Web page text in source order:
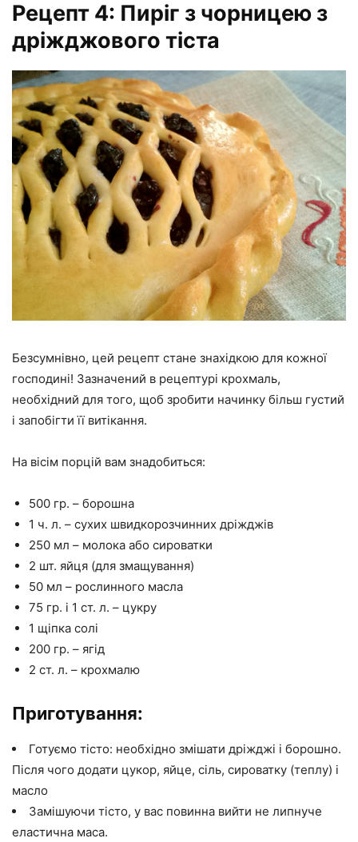
Рецепт 4: Пиріг з чорницею з
дріжджового тіста
Безсумнівно, цей рецепт стане знахідкою для кожної
господині! Зазначений в рецептурі крохмаль,
необхідний для того, щоб зробити начинку більш густий
і запобігти її витікання.
На вісім порцій вам знадобиться:
500 гр. – борошна
1 ч. л. – сухих швидкорозчинних дріжджів
250 мл – молока або сироватки
2 шт. яйця (для змащування)
50 мл – рослинного масла
75 гр. і 1 ст. л. – цукру
1 щіпка солі
200 гр. – ягід
2 ст. л. – крохмалю
Приготування:
Готуємо тісто: необхідно змішати дріжджі і борошно.
Після чого додати цукор, яйце, сіль, сироватку (теплу) і
масло
Замішуючи тісто, у вас повинна вийти не липнуче
еластична маса.